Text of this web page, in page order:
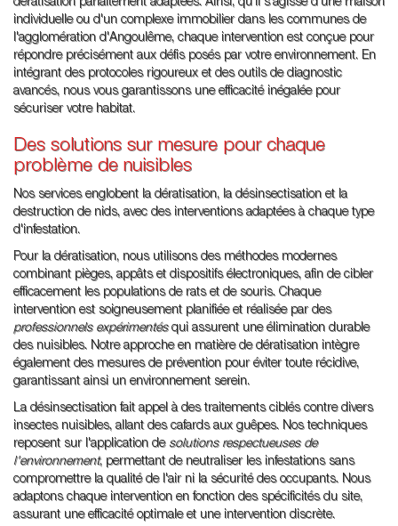
dératisation parfaitement adaptées. Ainsi, qu'il s'agisse d'une maison
individuelle ou d'un complexe immobilier dans les communes de
l'agglomération d'Angoulême, chaque intervention est conçue pour
répondre précisément aux défis posés par votre environnement. En
intégrant des protocoles rigoureux et des outils de diagnostic
avancés, nous vous garantissons une efficacité inégalée pour
sécuriser votre habitat.
Des solutions sur mesure pour chaque
problème de nuisibles
Nos services englobent la dératisation, la désinsectisation et la
destruction de nids, avec des interventions adaptées à chaque type
d'infestation.
Pour la dératisation, nous utilisons des méthodes modernes
combinant pièges, appâts et dispositifs électroniques, afin de cibler
efficacement les populations de rats et de souris. Chaque
intervention est soigneusement planifiée et réalisée par des
professionnels expérimentésqui assurent une élimination durable
des nuisibles. Notre approche en matière de dératisation intègre
également des mesures de prévention pour éviter toute récidive,
garantissant ainsi un environnement serein.
La désinsectisation fait appel à des traitements ciblés contre divers
insectes nuisibles, allant des cafards aux guêpes. Nos techniques
reposent sur l'application de solutions respectueuses de
l'environnement, permettant de neutraliser les infestations sans
compromettre la qualité de l'air ni la sécurité des occupants. Nous
adaptons chaque intervention en fonction des spécificités du site,
assurant une efficacité optimale et une intervention discrète.